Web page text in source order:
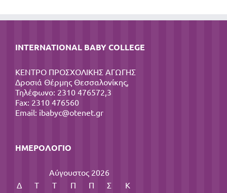
INTERNATIONAL BABY COLLEGE
ΚΕΝΤΡΟ ΠΡΟΣΧΟΛΙΚΗΣ ΑΓΩΓΗΣ
Δροσιά Θέρμης Θεσσαλονίκης,
Τηλέφωνο: 2310 476572,3
Fax: 2310 476560
Email: ibabyc@otenet.gr
ΗΜΕΡΟΛΌΓΙΟ
Αύγουστος 2026
Δ
Τ Τ Π Π Σ
Κ